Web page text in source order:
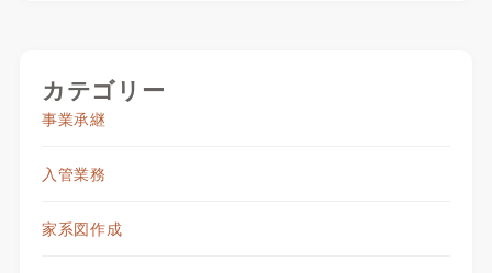
カテゴリー
事業承継
入管業務
家系図作成